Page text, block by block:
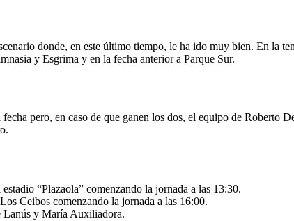
donde, en este último tiempo, le ha ido muy bien. En la
y Esgrima y en la fecha anterior a Parque Sur.
pero, en caso de que ganen los dos, el equipo de Roberto
“Plazaola” comenzando la jornada a las 13:30.
Ceibos comenzando la jornada a las 16:00.
Lanús y María Auxiliadora.